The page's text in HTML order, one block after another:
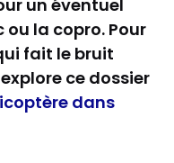
un éventuel
la copro. Pour
fait le bruit
ce dossier
dans